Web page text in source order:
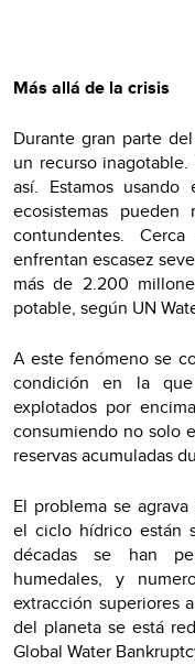
Más allá de la crisis
Durante gran parte
un recurso
así. Estamos
ecosistemas
contundentes.
enfrentan escasez
más de 2.200
potable, según UN
A este fenómeno se
condición en la
explotados por
consumiendo no solo
reservas acumuladas
El problema se
el ciclo hídrico están
décadas se han
humedales, y
extracción superiores
del planeta se está
Global Water